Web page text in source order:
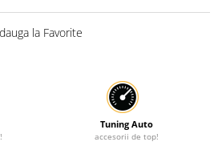
la Favorite
Tuning Auto
accesorii de top!